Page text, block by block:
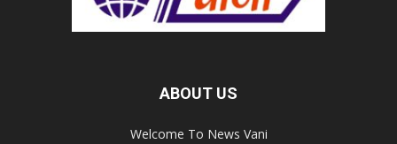
ABOUT US
Welcome To News Vani